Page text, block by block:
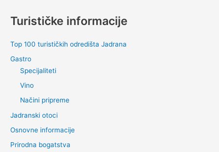
Turističke informacije
Top 100 turističkih odredišta Jadrana
Gastro
Specijaliteti
Vino
Načini pripreme
Jadranski otoci
Osnovne informacije
Prirodna bogatstva